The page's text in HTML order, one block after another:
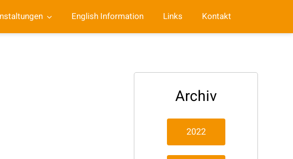
English Information Links Kontakt
Archiv
2022